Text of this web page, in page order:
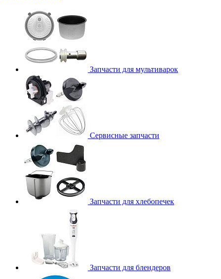
Запчасти для мультиварок
Сервисные запчасти
Запчасти для хлебопечек
Запчасти для блендеров